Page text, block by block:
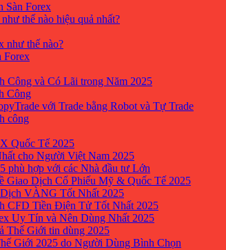
Sàn Forex
thế nào hiệu quả nhất?
như thế nào?
Forex
và Có Lãi trong Năm 2025
Công
với Trade bằng Robot và Tự Trade
công
Quốc Tế 2025
cho Người Việt Nam 2025
phù hợp với các Nhà đầu tư Lớn
Giao Dịch Cổ Phiếu Mỹ & Quốc Tế 2025
VÀNG Tốt Nhất 2025
CFD Tiền Điện Tử Tốt Nhất 2025
Uy Tín và Nên Dùng Nhất 2025
Thế Giới tin dùng 2025
Giới 2025 do Người Dùng Bình Chọn